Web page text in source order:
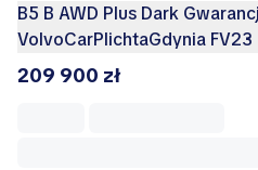
B5 B AWD Plus Dark
VolvoCarPlichtaGdynia FV23
209 900 zł